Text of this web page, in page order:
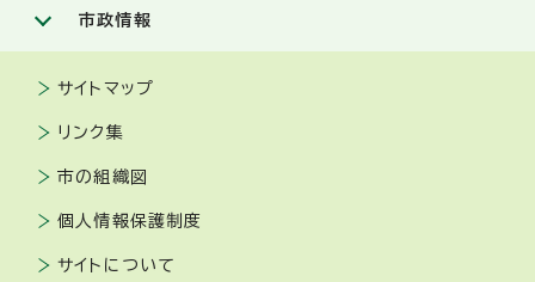
市政情報
サイトマップ
リンク集
市の組織図
個人情報保護制度
サイトについて